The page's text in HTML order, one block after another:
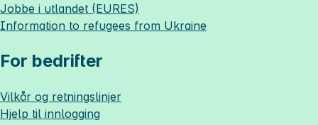
Jobbe i utlandet (EURES)
Information to refugees from Ukraine
For bedrifter
Vilkår og retningslinjer
Hjelp til innlogging